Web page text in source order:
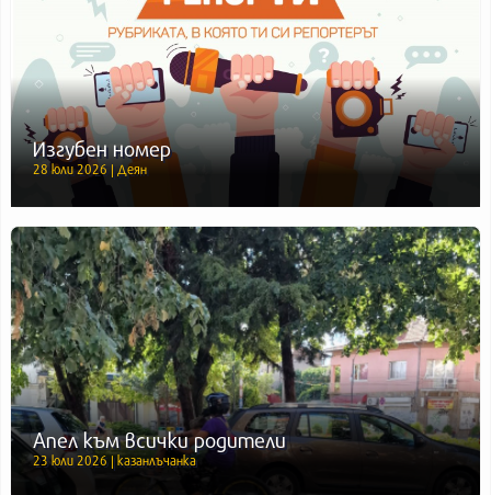
Изгубен номер
28 юли 2026 | Деян
Апел към всички родители
23 юли 2026 | казанлъчанка